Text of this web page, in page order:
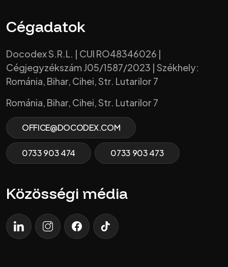
Cégadatok
Docodex S.R.L. | CUI RO48346026 |
Cégjegyzékszám J05/1587/2023 | Székhely:
Románia, Bihar, Cihei, Str. Lutarilor 7
Románia, Bihar, Cihei, Str. Lutarilor 7
OFFICE@DOCODEX.COM
0733 903 474 0733 903 473
Közösségi média
LinkedInInstagramFacebookTikTok